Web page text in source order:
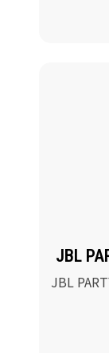
JBL
JBL